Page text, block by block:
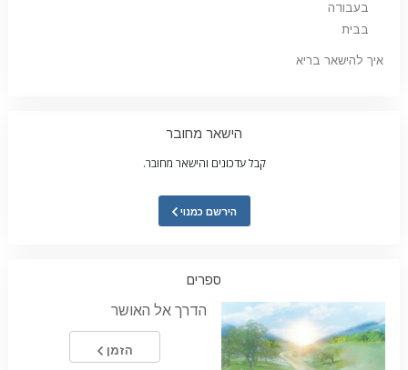
בעבודה
בבית
איך להישאר בריא
הישאר מחובר
קבל עדכונים והישאר מחובר.
הירשם כמנוי
ספרים
הדרך אל האושר
הזמן